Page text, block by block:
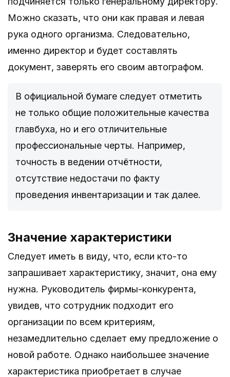
Можно сказать, что они как правая и левая
рука одного организма. Следовательно,
именно директор и будет составлять
документ, заверять его своим автографом.
В официальной бумаге следует отметить
не только общие положительные качества
главбуха, но и его отличительные
профессиональные черты. Например,
точность в ведении отчётности,
отсутствие недостачи по факту
проведения инвентаризации и так далее.
Значение характеристики
Следует иметь в виду, что, если кто-то
запрашивает характеристику, значит, она ему
нужна. Руководитель фирмы-конкурента,
увидев, что сотрудник подходит его
организации по всем критериям,
незамедлительно сделает ему предложение о
новой работе. Однако наибольшее значение
характеристика приобретает в случае